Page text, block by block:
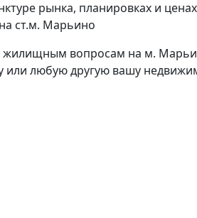
рынка, планировках и
ст.м. Марьино
жилищным вопросам на м.
или любую другую вашу